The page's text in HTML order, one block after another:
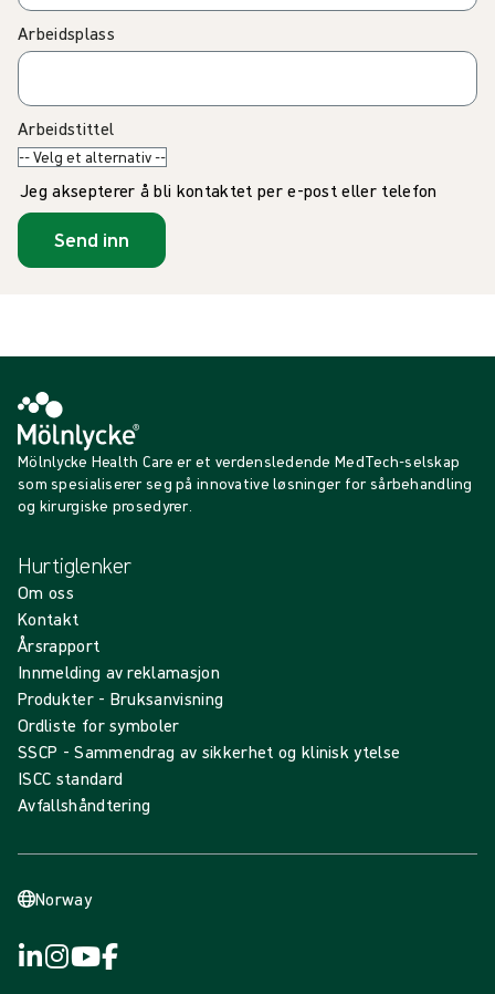
Arbeidsplass
Arbeidstittel
Jeg aksepterer å bli kontaktet per e-post eller telefon
Send inn
Mölnlycke Health Care er et verdensledende MedTech-selskap
som spesialiserer seg på innovative løsninger for sårbehandling
og kirurgiske prosedyrer.
Hurtiglenker
Om oss
Kontakt
Årsrapport
Innmelding av reklamasjon
Produkter - Bruksanvisning
Ordliste for symboler
SSCP - Sammendrag av sikkerhet og klinisk ytelse
ISCC standard
Avfallshåndtering
Norway